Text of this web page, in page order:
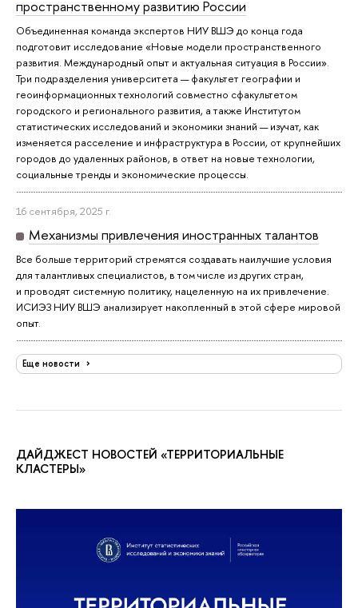
пространственному развитию России
Объединенная команда экспертов НИУ ВШЭ до конца года
подготовит исследование «Новые модели пространственного
развития. Международный опыт и актуальная ситуация в России».
Три подразделения университета — факультет географии и
геоинформационных технологий совместно сфакультетом
городского и регионального развития, а также Институтом
статистических исследований и экономики знаний — изучат, как
изменяется расселение и инфраструктура в России, от крупнейших
городов до удаленных районов, в ответ на новые технологии,
социальные тренды и экономические процессы.
16 сентября, 2025 г.
Механизмы привлечения иностранных талантов
Все больше территорий стремятся создавать наилучшие условия
для талантливых специалистов, в том числе из других стран,
и проводят системную политику, нацеленную на их привлечение.
ИСИЭЗ НИУ ВШЭ анализирует накопленный в этой сфере мировой
опыт.
Еще новости
ДАЙДЖЕСТ НОВОСТЕЙ «ТЕРРИТОРИАЛЬНЫЕ
КЛАСТЕРЫ»